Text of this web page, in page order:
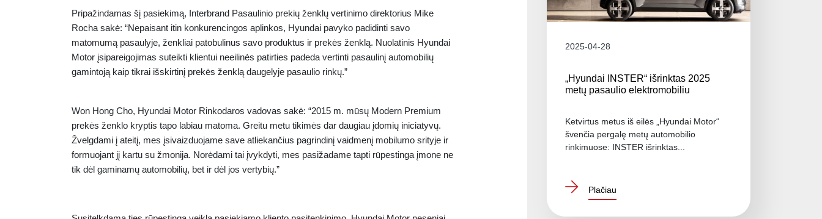
Pripažindamas šį pasiekimą, Interbrand Pasaulinio prekių ženklų vertinimo direktorius Mike
Rocha sakė: “Nepaisant itin konkurencingos aplinkos, Hyundai pavyko padidinti savo
matomumą pasaulyje, ženkliai patobulinus savo produktus ir prekės ženklą. Nuolatinis Hyundai
Motor įsipareigojimas suteikti klientui neeilinės patirties padeda vertinti pasaulinį automobilių
gamintoją kaip tikrai išskirtinį prekės ženklą daugelyje pasaulio rinkų.”
Won Hong Cho, Hyundai Motor Rinkodaros vadovas sakė: “2015 m. mūsų Modern Premium
prekės ženklo kryptis tapo labiau matoma. Greitu metu tikimės dar daugiau įdomių iniciatyvų.
Žvelgdami į ateitį, mes įsivaizduojame save atliekančius pagrindinį vaidmenį mobilumo srityje ir
formuojant jį kartu su žmonija. Norėdami tai įvykdyti, mes pasižadame tapti rūpestinga įmone ne
tik dėl gaminamų automobilių, bet ir dėl jos vertybių.”
2025-04-28
„Hyundai INSTER“ išrinktas 2025
metų pasaulio elektromobiliu
Ketvirtus metus iš eilės „Hyundai Motor“
švenčia pergalę metų automobilio
rinkimuose: INSTER išrinktas...
Plačiau